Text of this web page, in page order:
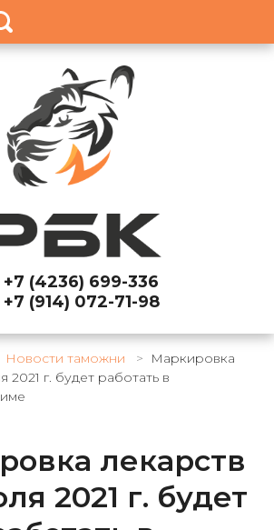
+7 (4236) 699-336
+7 (914) 072-71-98
Новости таможни >
Маркировка
2021 г. будет работать в
лекарств
2021 г. будет